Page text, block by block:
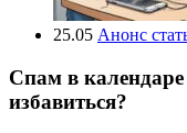
25.05 Анонс
Спам в
избавиться?